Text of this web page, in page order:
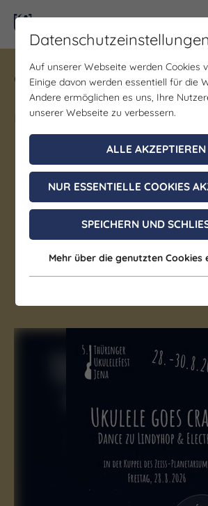
Gewinne ein Blind Date
Unstrut! Teilnahme vom
möglich.
Crazy Ukulele –
Lindyhop und
28. August 2026, 20:00 -
Datenschutzeinstellungen
Auf unserer Webseite werden Cookies
Einige davon werden essentiell für die
Andere ermöglichen es uns, Ihre
unserer Webseite zu verbessern.
ALLE AKZEPTIEREN
NUR ESSENTIELLE COOKIES
SPEICHERN UND
Mehr über die genutzten Cookies